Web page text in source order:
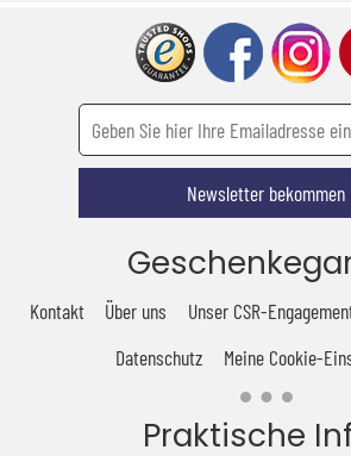
Newsletter bekommen
Kontakt Über uns Unser CSR-
Datenschutz
Meine Cookie-
Praktische